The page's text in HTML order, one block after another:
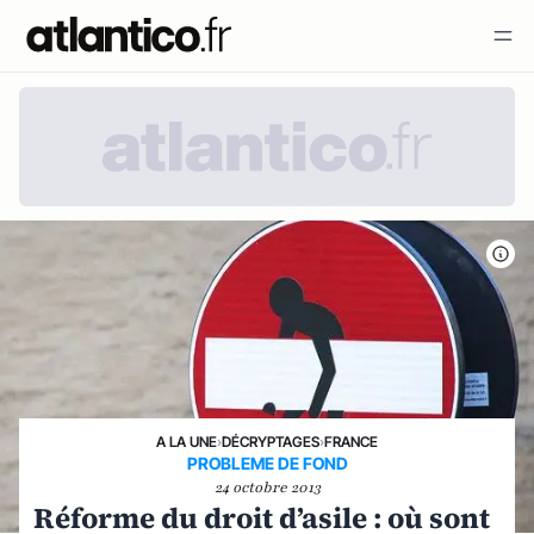
A LA UNE›DÉCRYPTAGES›FRANCE
PROBLEME DE FOND
24 octobre 2013
Réforme du droit d’asile : où sont